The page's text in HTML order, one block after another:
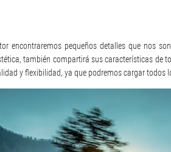
encontraremos pequeños detalles que nos
también compartirá sus características de
y flexibilidad, ya que podremos cargar todos